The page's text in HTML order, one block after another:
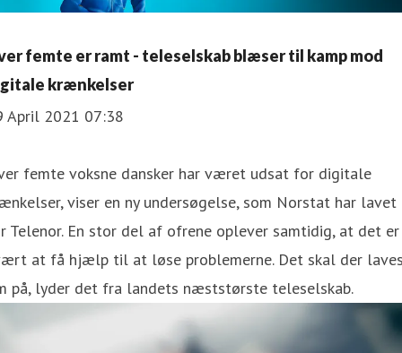
femte er ramt - teleselskab blæser til kamp mod
krænkelser
April 2021 07:38
femte voksne dansker har været udsat for digitale
viser en ny undersøgelse, som Norstat har lavet
Telenor. En stor del af ofrene oplever samtidig, at det er
at få hjælp til at løse problemerne. Det skal der
på, lyder det fra landets næststørste teleselskab.